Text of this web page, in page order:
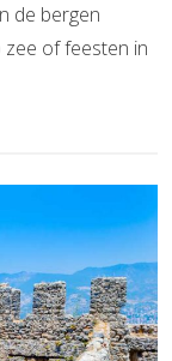
de bergen
of feesten in